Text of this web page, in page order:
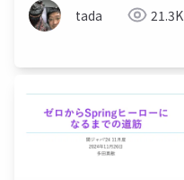
tada 21.3K